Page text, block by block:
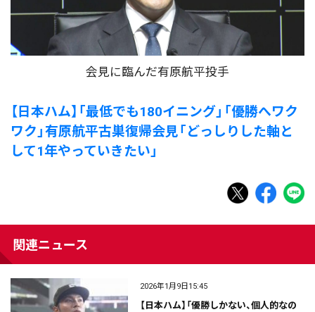
会見に臨んだ有原航平投手
【日本ハム】「最低でも180イニング」「優勝へワク
ワク」有原航平古巣復帰会見「どっしりした軸と
して1年やっていきたい」
関連ニュース
2026年1月9日15:45
【日本ハム】「優勝しかない、個人的なの